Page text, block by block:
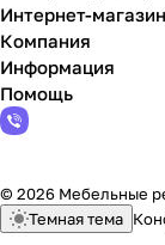
Интернет-магазин
Компания
Информация
Помощь
© 2026 Мебельные
Темная тема